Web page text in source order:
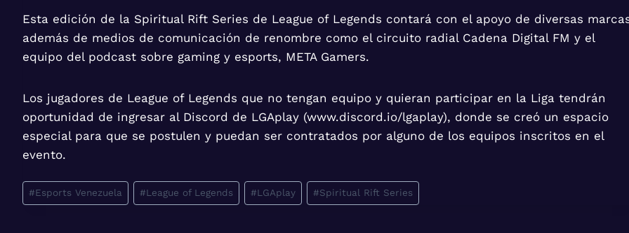
Esta edición de la Spiritual Rift Series de League of Legends contará con el apoyo de diversas
además de medios de comunicación de renombre como el circuito radial Cadena Digital FM y el
equipo del podcast sobre gaming y esports, META Gamers.
Los jugadores de League of Legends que no tengan equipo y quieran participar en la Liga tendrán
oportunidad de ingresar al Discord de LGAplay (www.discord.io/lgaplay), donde se creó un espacio
especial para que se postulen y puedan ser contratados por alguno de los equipos inscritos en el
evento.
Etiquetas
de
#Esports Venezuela #League of Legends #LGAplay #Spiritual Rift Series